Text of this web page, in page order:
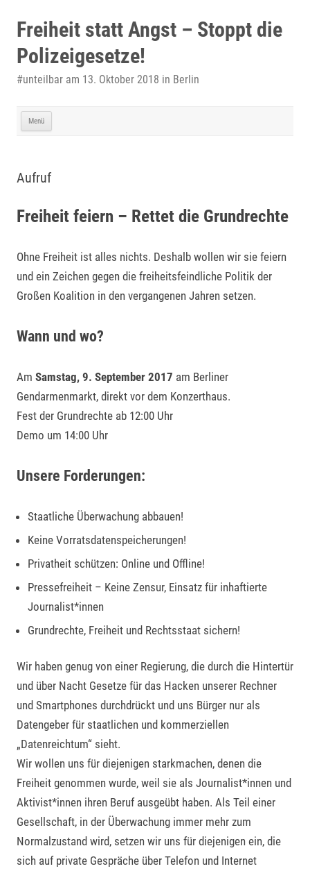
springen
Freiheit statt Angst – Stoppt die
Polizeigesetze!
#unteilbar am 13. Oktober 2018 in Berlin
Menü
Aufruf
Freiheit feiern – Rettet die Grundrechte
Ohne Freiheit ist alles nichts. Deshalb wollen wir sie feiern
und ein Zeichen gegen die freiheitsfeindliche Politik der
Großen Koalition in den vergangenen Jahren setzen.
Wann und wo?
Am Samstag, 9. September 2017 am Berliner
Gendarmenmarkt, direkt vor dem Konzerthaus.
Fest der Grundrechte ab 12:00 Uhr
Demo um 14:00 Uhr
Unsere Forderungen:
Staatliche Überwachung abbauen!
Keine Vorratsdatenspeicherungen!
Privatheit schützen: Online und Offline!
Pressefreiheit – Keine Zensur, Einsatz für inhaftierte
Journalist*innen
Grundrechte, Freiheit und Rechtsstaat sichern!
Wir haben genug von einer Regierung, die durch die Hintertür
und über Nacht Gesetze für das Hacken unserer Rechner
und Smartphones durchdrückt und uns Bürger nur als
Datengeber für staatlichen und kommerziellen
„Datenreichtum“ sieht.
Wir wollen uns für diejenigen starkmachen, denen die
Freiheit genommen wurde, weil sie als Journalist*innen und
Aktivist*innen ihren Beruf ausgeübt haben. Als Teil einer
Gesellschaft, in der Überwachung immer mehr zum
Normalzustand wird, setzen wir uns für diejenigen ein, die
sich auf private Gespräche über Telefon und Internet